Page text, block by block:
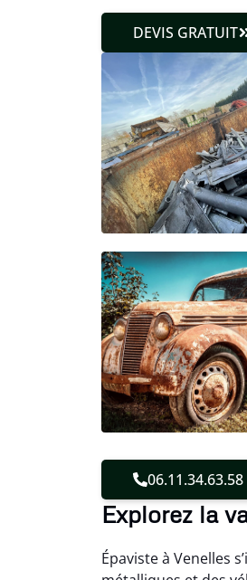
DEVIS GRATUIT
06.11.34.63.58
Explorez la
Épaviste à Venelles